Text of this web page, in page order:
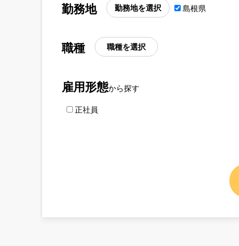
勤務地 勤務地を選択 島根県
職種 職種を選択
雇用形態から探す
正社員